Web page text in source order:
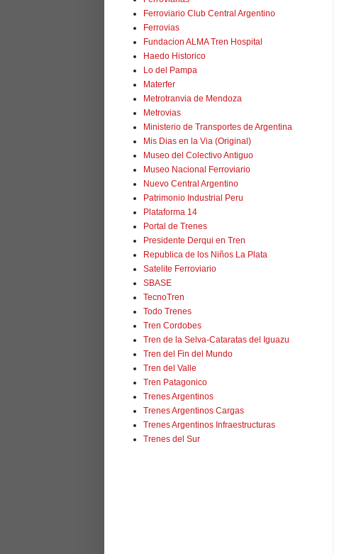
Ferroviario Club Central Argentino
Ferrovias
Fundacion ALMA Tren Hospital
Haedo Historico
Lo del Pampa
Materfer
Metrotranvia de Mendoza
Metrovias
Ministerio de Transportes de Argentina
Mis Dias en la Via (Original)
Museo del Colectivo Antiguo
Museo Nacional Ferroviario
Nuevo Central Argentino
Patrimonio Industrial Peru
Plataforma 14
Portal de Trenes
Presidente Derqui en Tren
Republica de los Niños La Plata
Satelite Ferroviario
SBASE
TecnoTren
Todo Trenes
Tren Cordobes
Tren de la Selva-Cataratas del Iguazu
Tren del Fin del Mundo
Tren del Valle
Tren Patagonico
Trenes Argentinos
Trenes Argentinos Cargas
Trenes Argentinos Infraestructuras
Trenes del Sur